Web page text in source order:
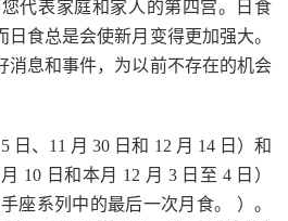
代表家庭和家人的第四宫。日食
食总是会使新月变得更加强大。
消息和事件，为以前不存在的机会
日、11 月 30 日和 12 月 14 日）和
10 日和本月 12 月 3 日至 4 日）
座系列中的最后一次月食。 ）。